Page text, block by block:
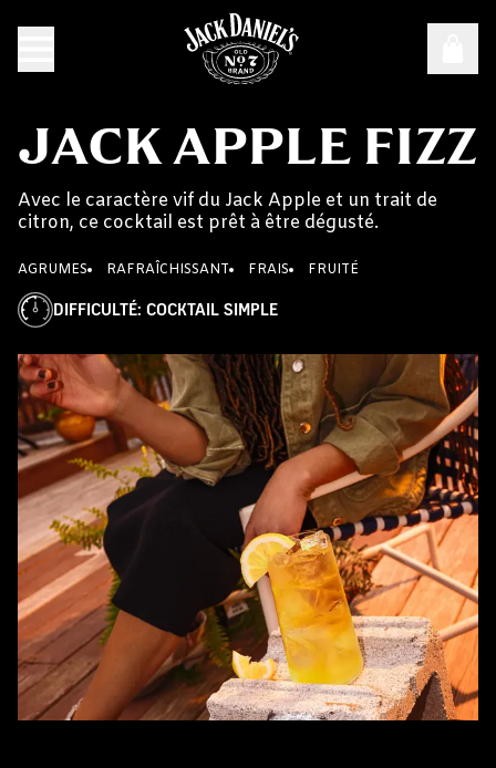
JACK APPLE FIZZ
Avec le caractère vif du Jack Apple et un trait de
citron, ce cocktail est prêt à être dégusté.
AGRUMES RAFRAÎCHISSANT FRAIS FRUITÉ
DIFFICULTÉ: COCKTAIL SIMPLE